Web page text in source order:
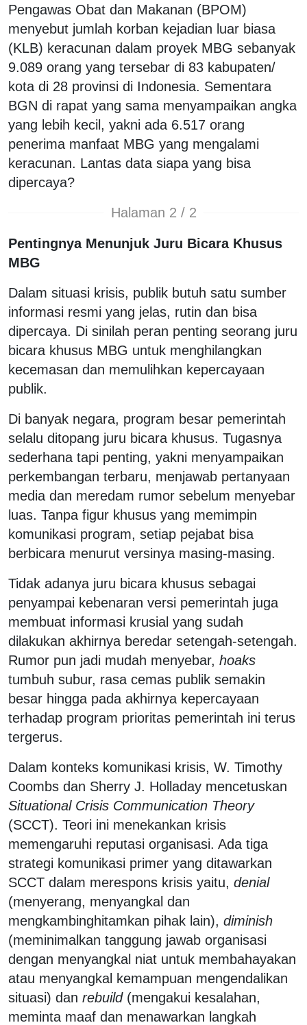
Pengawas Obat dan Makanan (BPOM)
menyebut jumlah korban kejadian luar biasa
(KLB) keracunan dalam proyek MBG sebanyak
9.089 orang yang tersebar di 83 kabupaten/
kota di 28 provinsi di Indonesia. Sementara
BGN di rapat yang sama menyampaikan angka
yang lebih kecil, yakni ada 6.517 orang
penerima manfaat MBG yang mengalami
keracunan. Lantas data siapa yang bisa
dipercaya?
Halaman 2 / 2
Pentingnya Menunjuk Juru Bicara Khusus
MBG
Dalam situasi krisis, publik butuh satu sumber
informasi resmi yang jelas, rutin dan bisa
dipercaya. Di sinilah peran penting seorang juru
bicara khusus MBG untuk menghilangkan
kecemasan dan memulihkan kepercayaan
publik.
Di banyak negara, program besar pemerintah
selalu ditopang juru bicara khusus. Tugasnya
sederhana tapi penting, yakni menyampaikan
perkembangan terbaru, menjawab pertanyaan
media dan meredam rumor sebelum menyebar
luas. Tanpa figur khusus yang memimpin
komunikasi program, setiap pejabat bisa
berbicara menurut versinya masing-masing.
Tidak adanya juru bicara khusus sebagai
penyampai kebenaran versi pemerintah juga
membuat informasi krusial yang sudah
dilakukan akhirnya beredar setengah-setengah.
Rumor pun jadi mudah menyebar, hoaks
tumbuh subur, rasa cemas publik semakin
besar hingga pada akhirnya kepercayaan
terhadap program prioritas pemerintah ini terus
tergerus.
Dalam konteks komunikasi krisis, W. Timothy
Coombs dan Sherry J. Holladay mencetuskan
Situational Crisis Communication Theory
(SCCT). Teori ini menekankan krisis
memengaruhi reputasi organisasi. Ada tiga
strategi komunikasi primer yang ditawarkan
SCCT dalam merespons krisis yaitu, denial
(menyerang, menyangkal dan
mengkambinghitamkan pihak lain), diminish
(meminimalkan tanggung jawab organisasi
dengan menyangkal niat untuk membahayakan
atau menyangkal kemampuan mengendalikan
situasi) dan rebuild(mengakui kesalahan,
meminta maaf dan menawarkan langkah